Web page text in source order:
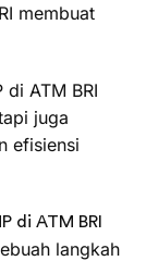
membuat
ATM BRI
juga
efisiensi
di ATM BRI
langkah